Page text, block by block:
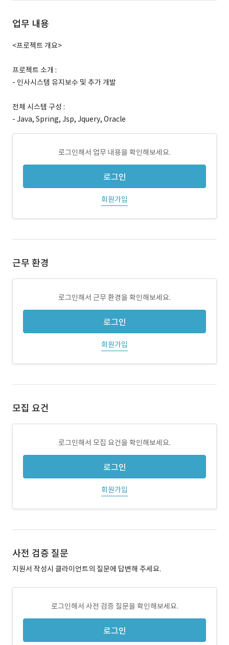
업무 내용
<프로젝트 개요>
프로젝트 소개 :
- 인사시스템 유지보수 및 추가 개발
전체 시스템 구성 :
- Java, Spring, Jsp, Jquery, Oracle
로그인해서 업무 내용을 확인해보세요.
로그인
회원가입
근무 환경
로그인해서 근무 환경을 확인해보세요.
로그인
회원가입
모집 요건
로그인해서 모집 요건을 확인해보세요.
로그인
회원가입
사전 검증 질문
지원서 작성시 클라이언트의 질문에 답변해 주세요.
로그인해서 사전 검증 질문을 확인해보세요.
로그인